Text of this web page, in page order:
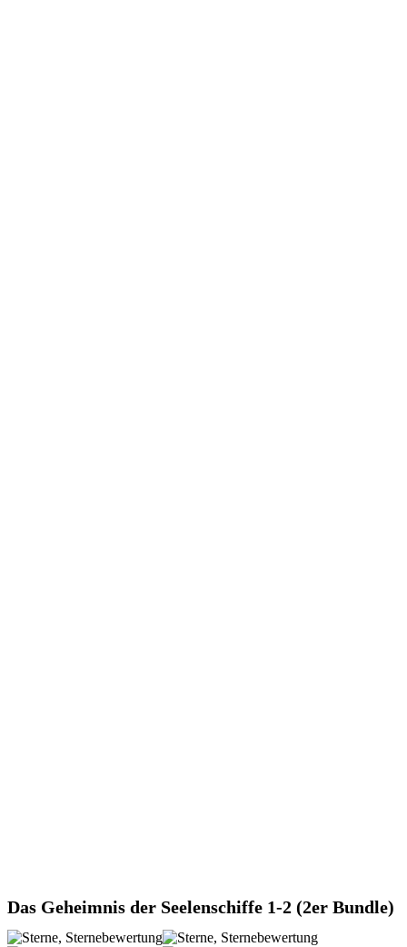
Das Geheimnis der Seelenschiffe 1-2 (2er Bundle)